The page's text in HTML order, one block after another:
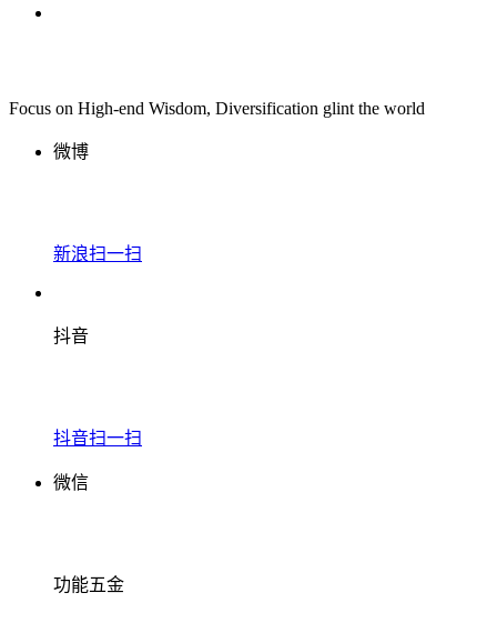
Focus on High-end Wisdom, Diversification glint the world
微博
新浪扫一扫
抖音
抖音扫一扫
微信
功能五金